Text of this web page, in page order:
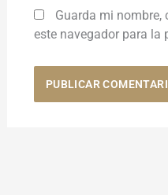
Guarda mi nombre,
este navegador para la